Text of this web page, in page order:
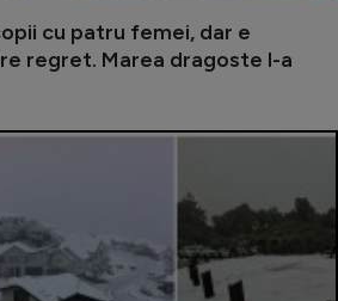
cu patru femei, dar e
regret. Marea dragoste l-a